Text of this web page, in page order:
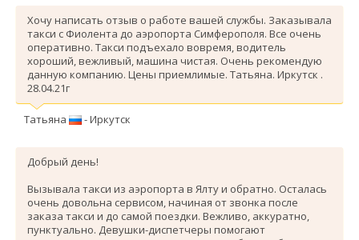
Хочу написать отзыв о работе вашей службы. Заказывала
такси с Фиолента до аэропорта Симферополя. Все очень
оперативно. Такси подъехало вовремя, водитель
хороший, вежливый, машина чистая. Очень рекомендую
данную компанию. Цены приемлимые. Татьяна. Иркутск .
28.04.21г
Татьяна - Иркутск
Добрый день!
Вызывала такси из аэропорта в Ялту и обратно. Осталась
очень довольна сервисом, начиная от звонка после
заказа такси и до самой поездки. Вежливо, аккуратно,
пунктуально. Девушки-диспетчеры помогают